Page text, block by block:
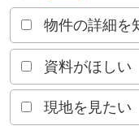
物件の詳細を
資料がほしい
現地を見たい